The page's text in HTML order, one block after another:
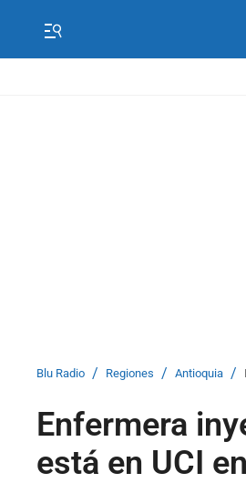
Blu Radio / Regiones / Antioquia /
Enfermera
está en UCI